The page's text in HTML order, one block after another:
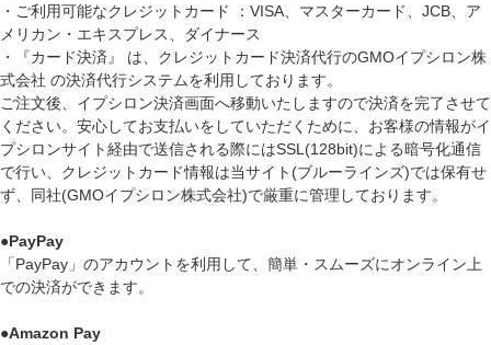
・ご利用可能なクレジットカード ：VISA、マスターカード、JCB、ア
メリカン・エキスプレス、ダイナース
・『カード決済』 は、クレジットカード決済代行のGMOイプシロン株
式会社 の決済代行システムを利用しております。
ご注文後、イプシロン決済画面へ移動いたしますので決済を完了させて
ください。安心してお支払いをしていただくために、お客様の情報がイ
プシロンサイト経由で送信される際にはSSL(128bit)による暗号化通信
で行い、クレジットカード情報は当サイト(ブルーラインズ)では保有せ
ず、同社(GMOイプシロン株式会社)で厳重に管理しております。
●PayPay
「PayPay」のアカウントを利用して、簡単・スムーズにオンライン上
での決済ができます。
●Amazon Pay